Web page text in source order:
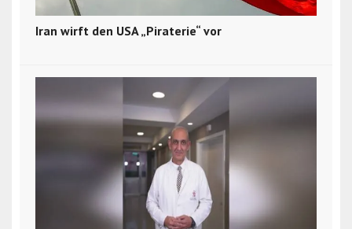
Iran wirft den USA „Piraterie“ vor